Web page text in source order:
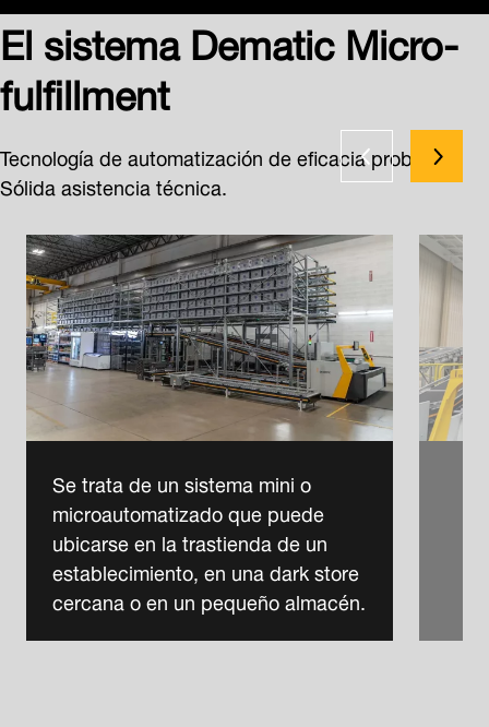
El sistema Dematic Micro-
fulfillment
Tecnología de automatización de eficacia probada.
Sólida asistencia técnica.
Se trata de un sistema mini o
microautomatizado que puede
ubicarse en la trastienda de un
establecimiento, en una dark store
cercana o en un pequeño almacén.